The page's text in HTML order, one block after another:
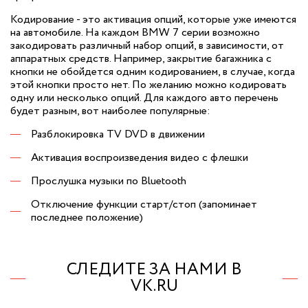
Кодирование - это активация опций, которые уже имеются
на автомобиле. На каждом BMW 7 серии возможно
закодировать различный набор опций, в зависимости, от
аппаратных средств. Например, закрытие багажника с
кнопки не обойдется одним кодированием, в случае, когда
этой кнопки просто нет. По желанию можно кодировать
одну или несколько опций. Для каждого авто перечень
будет разным, вот наиболее популярные:
Разблокировка TV DVD в движении
Активация воспроизведения видео с флешки
Прослушка музыки по Bluetooth
Отключение функции старт/стоп (запоминает
последнее положение)
СЛЕДИТЕ ЗА НАМИ В
VK.RU